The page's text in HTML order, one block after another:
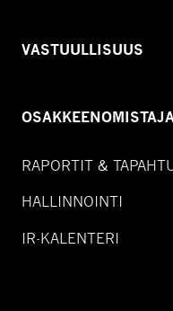
VASTUULLISUUS
RAPORTIT &
HALLINNOINTI
IR-KALENTERI